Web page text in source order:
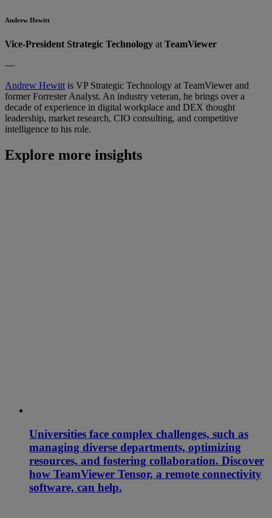
Andrew Hewitt
Vice-President Strategic Technology at TeamViewer
—
Andrew Hewitt is VP Strategic Technology at TeamViewer and
former Forrester Analyst. An industry veteran, he brings over a
decade of experience in digital workplace and DEX thought
leadership, market research, CIO consulting, and competitive
intelligence to his role.
Explore more insights
Universities face complex challenges, such as
managing diverse departments, optimizing
resources, and fostering collaboration. Discover
how TeamViewer Tensor, a remote connectivity
software, can help.